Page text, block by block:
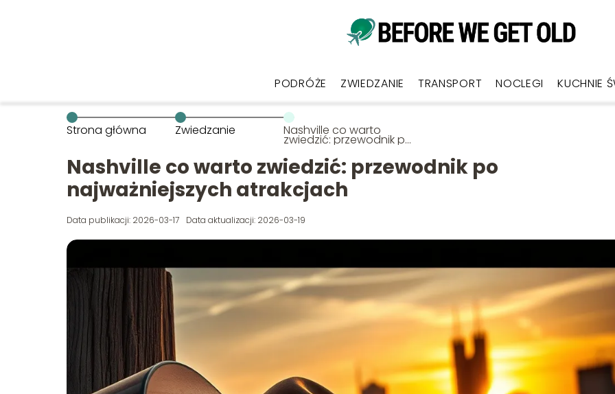
PODRÓŻE ZWIEDZANIE TRANSPORT NOCLEGI KUCHNIE
Strona główna Zwiedzanie Nashville co warto
zwiedzić: przewodnik po
najważniejszych
atrakcjach
Nashville co warto zwiedzić: przewodnik po
najważniejszych atrakcjach
Data publikacji: 2026-03-17 Data aktualizacji: 2026-03-19